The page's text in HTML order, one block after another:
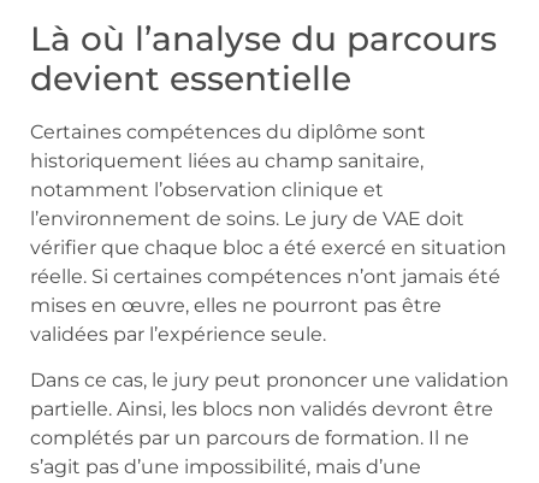
Là où l’analyse du parcours
devient essentielle
Certaines compétences du diplôme sont
historiquement liées au champ sanitaire,
notamment l’observation clinique et
l’environnement de soins. Le jury de VAE doit
vérifier que chaque bloc a été exercé en situation
réelle. Si certaines compétences n’ont jamais été
mises en œuvre, elles ne pourront pas être
validées par l’expérience seule.
Dans ce cas, le jury peut prononcer une validation
partielle. Ainsi, les blocs non validés devront être
complétés par un parcours de formation. Il ne
s’agit pas d’une impossibilité, mais d’une